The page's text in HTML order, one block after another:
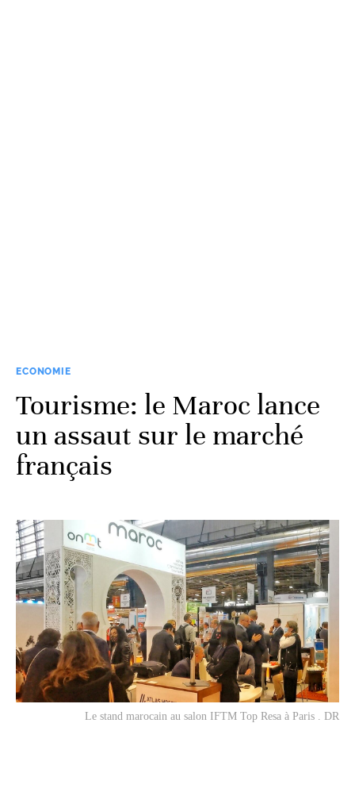
ECONOMIE
Tourisme: le Maroc lance
un assaut sur le marché
français
Le stand marocain au salon IFTM Top Resa à Paris . DR